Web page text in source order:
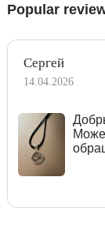
Popular
Сергей
14.04.2026